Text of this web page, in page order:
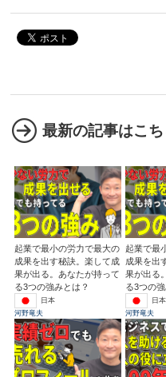
最新の記事はこち
起業で最小の労力で最大の
成果を出す秘訣。楽して成
果が出る。あなたが持って
る3つの強みとは？
日本
河野竜夫
起業で最
成果を出
果が出る
る3つの
日本
河野竜夫